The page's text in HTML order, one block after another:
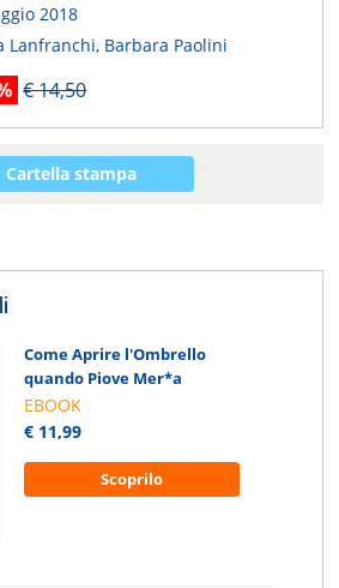
2018
Lanfranchi, Barbara Paolini
€ 14,50
Cartella stampa
Come Aprire l'Ombrello
quando Piove Mer*a
EBOOK
€ 11,99
Scoprilo